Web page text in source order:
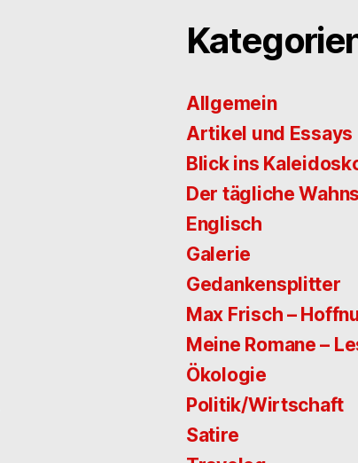
Allgemein
Artikel und Essays
Blick ins
Der tägliche
Englisch
Galerie
Gedankensplitter
Max Frisch –
Meine Romane –
Ökologie
Politik/Wirtschaft
Satire